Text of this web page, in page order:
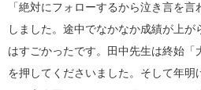
「絶対にフォローするから泣き言を
しました。途中でなかなか成績が上が
はすごかったです。田中先生は終始「
を押してくださいました。そして年明